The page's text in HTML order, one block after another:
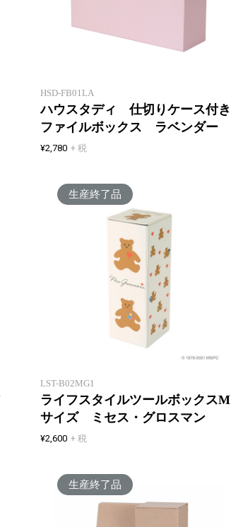
マルチに使えるヘッドホンスタン
HSD-FB01LA
ハウスタディ 仕切りケース付き
ファイルボックス ラベンダー
¥2,780 + 税
おうち型の可愛いキャリングバッ
生産終了品
LST-B02MG1
ライフスタイルツールボックスM
サイズ ミセス・グロスマン
¥2,600 + 税
生産終了品